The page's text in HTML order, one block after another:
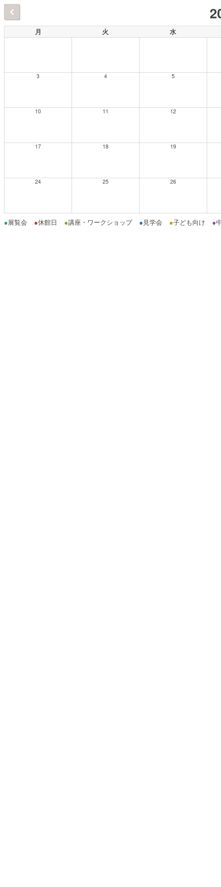
月 火 水
3 4 5
10 11 12
17 18 19
24 25 26
●展覧会 ●休館日 ●講座・ワークショップ ● 見学会 ●子ども向け ●